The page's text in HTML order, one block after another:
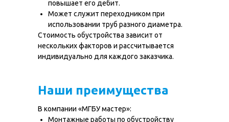
повышает его дебит.
Может служит переходником при
использовании труб разного диаметра.
Стоимость обустройства зависит от
нескольких факторов и рассчитывается
индивидуально для каждого заказчика.
Наши преимущества
В компании «МГБУ мастер»:
Монтажные работы по обустройству
Контакты Карта глубин
Цены Вопрос-ответ